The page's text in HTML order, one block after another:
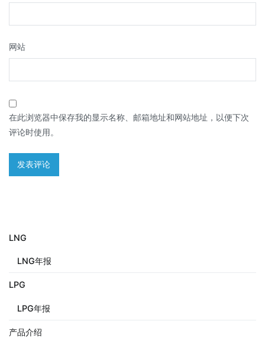
网站
在此浏览器中保存我的显示名称、邮箱地址和网站地址，以便下次
评论时使用。
LNG
LNG年报
LPG
LPG年报
产品介绍